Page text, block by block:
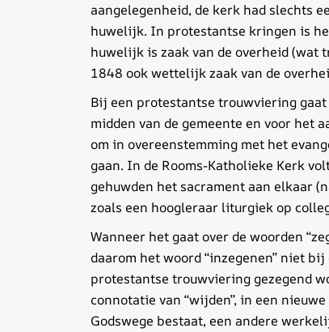
aangelegenheid, de kerk had slechts
huwelijk. In protestantse kringen is
huwelijk is zaak van de overheid (wat
1848 ook wettelijk zaak van de
Bij een protestantse trouwviering
midden van de gemeente en voor het
om in overeenstemming met het
gaan. In de Rooms-Katholieke Kerk
gehuwden het sacrament aan elkaar
zoals een hoogleraar liturgiek op
Wanneer het gaat over de woorden
daarom het woord “inzegenen” niet
protestantse trouwviering gezegend
connotatie van “wijden”, in een
Godswege bestaat, een andere